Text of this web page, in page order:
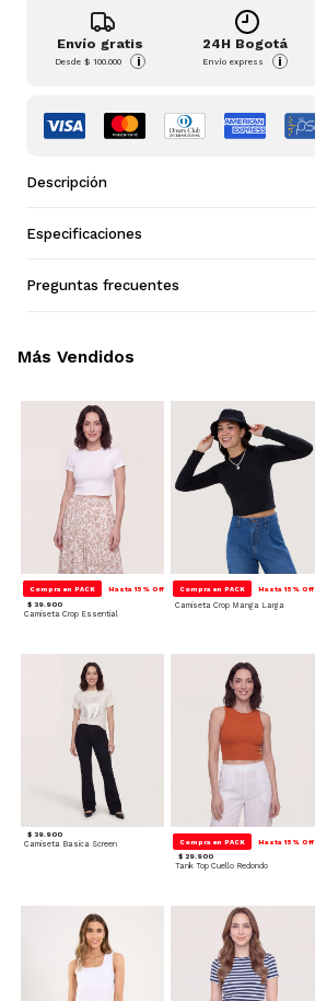
Envío gratis
Desde$ 100.000 i
24H Bogotá
Envío express i
Descripción
Especificaciones
Preguntas frecuentes
Compra en PACK Hasta 15% Off
$ 39.900
Camiseta Crop Essential
Compra en PACK Hasta 15% Off
Camiseta Crop Manga Larga
$ 39.900
Camiseta Basica Screen Compra en PACK Hasta 15% Off
$ 29.900
Tank Top Cuello Redondo
Más Vendidos